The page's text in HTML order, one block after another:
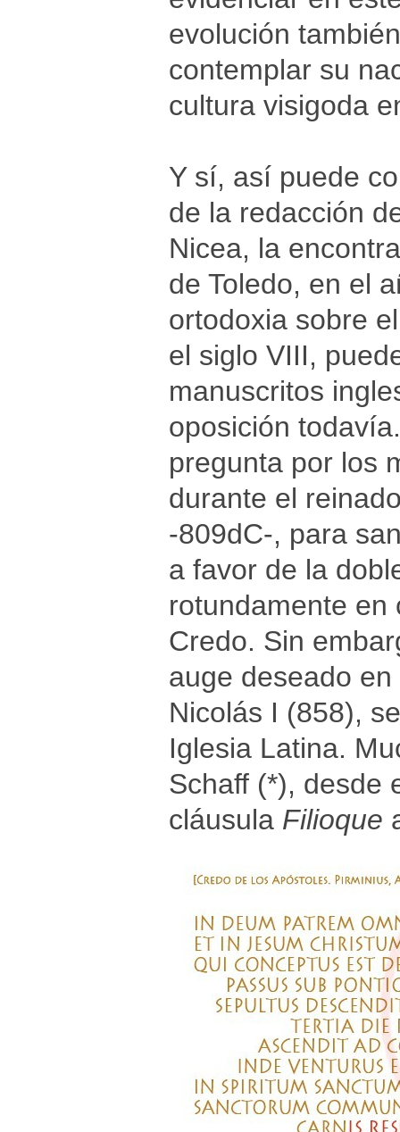
evolución
contemplar su
cultura visigoda
Y sí, así puede
de la redacción
Nicea, la
de Toledo, en el
ortodoxia sobre
el siglo VIII,
manuscritos
oposición
pregunta por los
durante el
-809dC-, para
a favor de la
rotundamente en
Credo. Sin
auge deseado
Nicolás I (858),
Iglesia Latina.
Schaff (*), desde
cláusula Filioque